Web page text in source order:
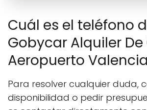
Cuál es el teléfono
Gobycar Alquiler De
Aeropuerto
Para resolver cualquier duda,
disponibilidad o pedir